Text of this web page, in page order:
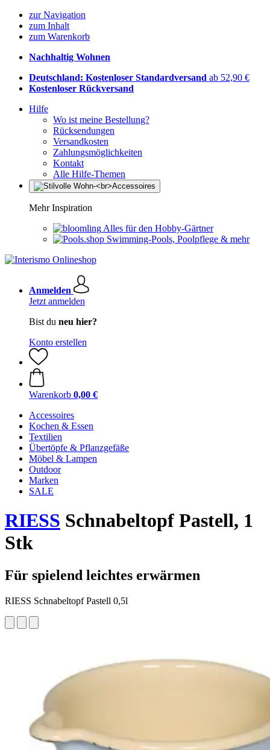
zur Navigation
zum Inhalt
zum Warenkorb
Nachhaltig Wohnen
Deutschland: Kostenloser Standardversand ab 52,90 €
Kostenloser Rückversand
Hilfe
Wo ist meine Bestellung?
Rücksendungen
Versandkosten
Zahlungsmöglichkeiten
Kontakt
Alle Hilfe-Themen
Mehr Inspiration
Alles für den Hobby-Gärtner
Swimming-Pools, Poolpflege & mehr
Anmelden
Jetzt anmelden
Bist du neu hier?
Konto erstellen
Warenkorb 0,00 €
Accessoires
Kochen & Essen
Textilien
Übertöpfe & Pflanzgefäße
Möbel & Lampen
Outdoor
Marken
SALE
RIESS Schnabeltopf Pastell, 1
Stk
Für spielend leichtes erwärmen
RIESS Schnabeltopf Pastell 0,5l